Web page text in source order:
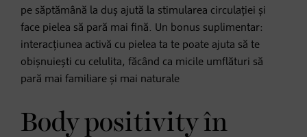
pe săptămână la duș ajută la stimularea circulației și
face pielea să pară mai fină. Un bonus suplimentar:
interacțiunea activă cu pielea ta te poate ajuta să te
obișnuiești cu celulita, făcând ca micile umflături să
pară mai familiare și mai naturale
Body positivity în